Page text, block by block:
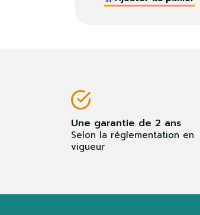
Une garantie de 2 ans
Selon la réglementation en
vigueur